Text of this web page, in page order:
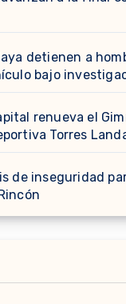
detienen a
bajo
renueva el
Torres
de inseguridad